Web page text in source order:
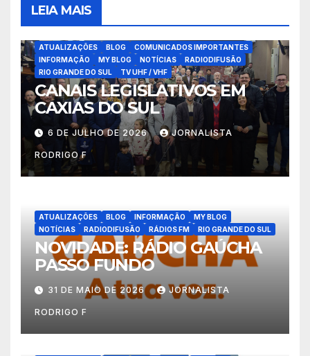
LEIA MAIS
ATUALIZAÇÕES BLOG
COMUNICADOS IMPORTANTES
INFORMAÇÃO
MY BLOG NOTÍCIAS
RADIODIFUSÃO
RIO GRANDE DO SUL
TV UHF / VHF
CANAIS LEGISLATIVOS EM
CAXIAS DO SUL
6 DE JULHO DE 2026 JORNALISTA
RODRIGO F
ATUALIZAÇÕES BLOG INFORMAÇÃO
MY BLOG
NOTÍCIAS
RADIODIFUSÃO RÁDIOS FM RIO GRANDE DO SUL
NOVIDADE: RÁDIO GAÚCHA
PASSO FUNDO
31 DE MAIO DE 2026 JORNALISTA
RODRIGO F